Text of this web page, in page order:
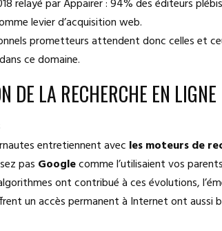
relayé par Appairer : 94% des éditeurs
levier d’acquisition web.
prometteurs attendent donc celles et
ce domaine.
DE LA RECHERCHE EN LIGNE
entretiennent avec les moteurs de
pas Googlecomme l’utilisaient vos
ont contribué à ces évolutions,
un accès permanent à Internet ont aussi